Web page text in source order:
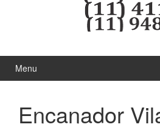
Menu
Encanador